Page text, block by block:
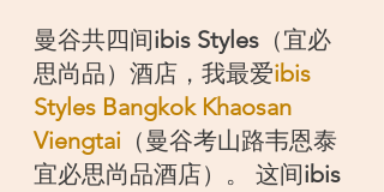
曼谷共四间ibis Styles （宜必
思尚品）酒店，我最爱ibis
Styles Bangkok Khaosan
Viengtai （曼谷考山路韦恩泰
宜必思尚品酒店）。 这间ibis